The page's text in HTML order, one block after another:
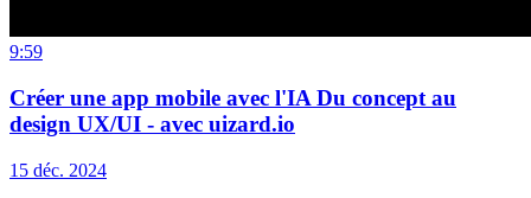
9:59
Créer une app mobile avec l'IA Du concept au
design UX/UI - avec uizard.io
15 déc. 2024